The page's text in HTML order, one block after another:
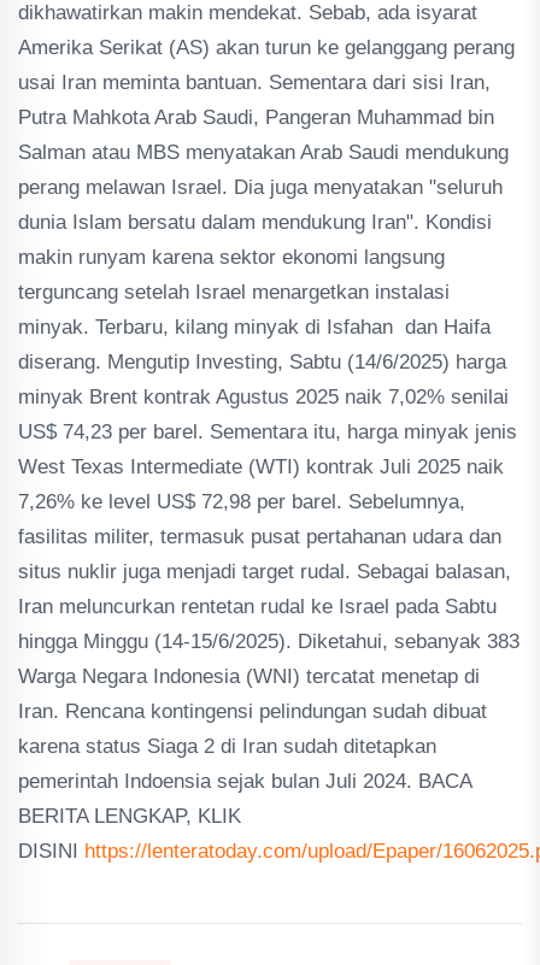
dikhawatirkan makin mendekat. Sebab, ada isyarat
Amerika Serikat (AS) akan turun ke gelanggang perang
usai Iran meminta bantuan. Sementara dari sisi Iran,
Putra Mahkota Arab Saudi, Pangeran Muhammad bin
Salman atau MBS menyatakan Arab Saudi mendukung
perang melawan Israel. Dia juga menyatakan "seluruh
dunia Islam bersatu dalam mendukung Iran". Kondisi
makin runyam karena sektor ekonomi langsung
terguncang setelah Israel menargetkan instalasi
minyak. Terbaru, kilang minyak di Isfahan dan Haifa
diserang. Mengutip Investing, Sabtu (14/6/2025) harga
minyak Brent kontrak Agustus 2025 naik 7,02% senilai
US$ 74,23 per barel. Sementara itu, harga minyak jenis
West Texas Intermediate (WTI) kontrak Juli 2025 naik
7,26% ke level US$ 72,98 per barel. Sebelumnya,
fasilitas militer, termasuk pusat pertahanan udara dan
situs nuklir juga menjadi target rudal. Sebagai balasan,
Iran meluncurkan rentetan rudal ke Israel pada Sabtu
hingga Minggu (14-15/6/2025). Diketahui, sebanyak 383
Warga Negara Indonesia (WNI) tercatat menetap di
Iran. Rencana kontingensi pelindungan sudah dibuat
karena status Siaga 2 di Iran sudah ditetapkan
pemerintah Indoensia sejak bulan Juli 2024. BACA
BERITA LENGKAP, KLIK
DISINI https://lenteratoday.com/upload/Epaper/